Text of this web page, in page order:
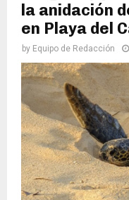
la anidación
en Playa del
by Equipo de Redacción